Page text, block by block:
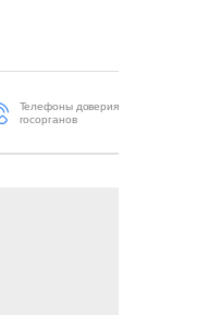
Телефоны доверия
госорганов